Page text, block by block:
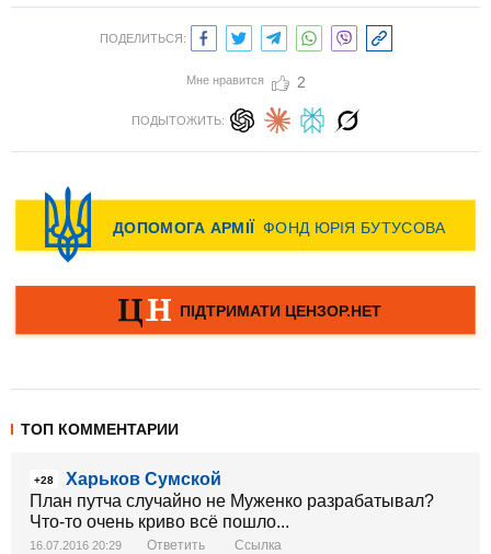
ПОДЕЛИТЬСЯ:
Мне нравится 2
ПОДЫТОЖИТЬ:
ТОП КОММЕНТАРИИ
+28
Харьков Сумской
План путча случайно не Муженко разрабатывал?
Что-то очень криво всё пошло...
16.07.2016 20:29 Ответить Ссылка